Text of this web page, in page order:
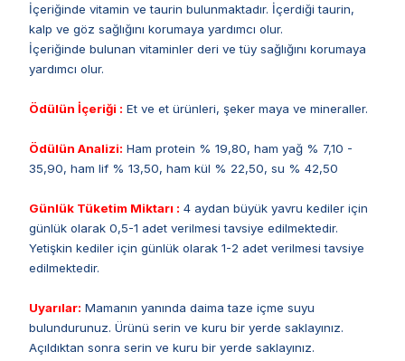
İçeriğinde vitamin ve taurin bulunmaktadır. İçerdiği taurin,
kalp ve göz sağlığını korumaya yardımcı olur.
İçeriğinde bulunan vitaminler deri ve tüy sağlığını korumaya
yardımcı olur.
Ödülün İçeriği : Et ve et ürünleri, şeker maya ve mineraller.
Ödülün Analizi: Ham protein % 19,80, ham yağ % 7,10 -
35,90, ham lif % 13,50, ham kül % 22,50, su % 42,50
Günlük Tüketim Miktarı : 4 aydan büyük yavru kediler için
günlük olarak 0,5-1 adet verilmesi tavsiye edilmektedir.
Yetişkin kediler için günlük olarak 1-2 adet verilmesi tavsiye
edilmektedir.
Uyarılar: Mamanın yanında daima taze içme suyu
bulundurunuz. Ürünü serin ve kuru bir yerde saklayınız.
Açıldıktan sonra serin ve kuru bir yerde saklayınız.